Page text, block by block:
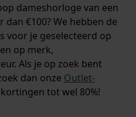
dameshorloge van een
€100? We hebben de
voor je geselecteerd op
op merk,
Als je op zoek bent
dan onze Outlet-
tot wel 80%!